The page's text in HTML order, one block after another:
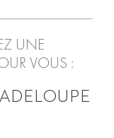
UNE
VOUS :